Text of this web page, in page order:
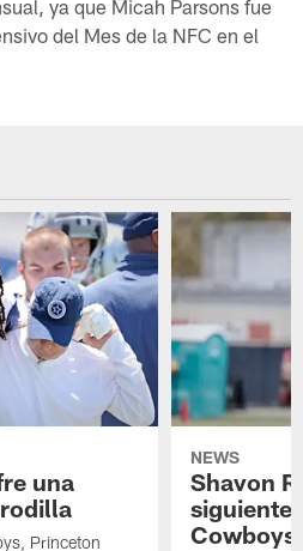
ya que Micah Parsons fue
del Mes de la NFC en el
una
Princeton
NEWS
Shavon
siguiente
Cowboys